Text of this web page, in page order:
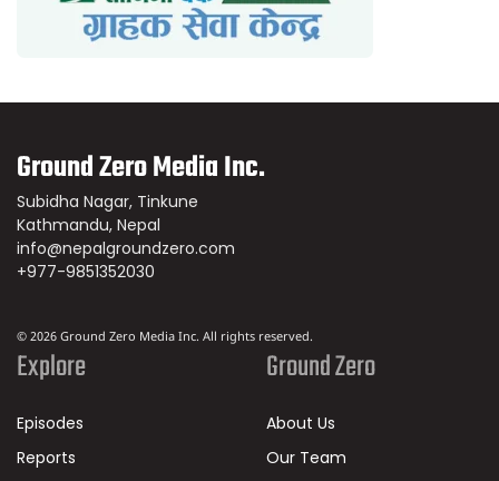
Ground Zero Media Inc.
Subidha Nagar, Tinkune
Kathmandu, Nepal
info@nepalgroundzero.com
+977-9851352030
© 2026 Ground Zero Media Inc. All rights reserved.
Explore
Episodes
Reports
Ground Zero
About Us
Our Team